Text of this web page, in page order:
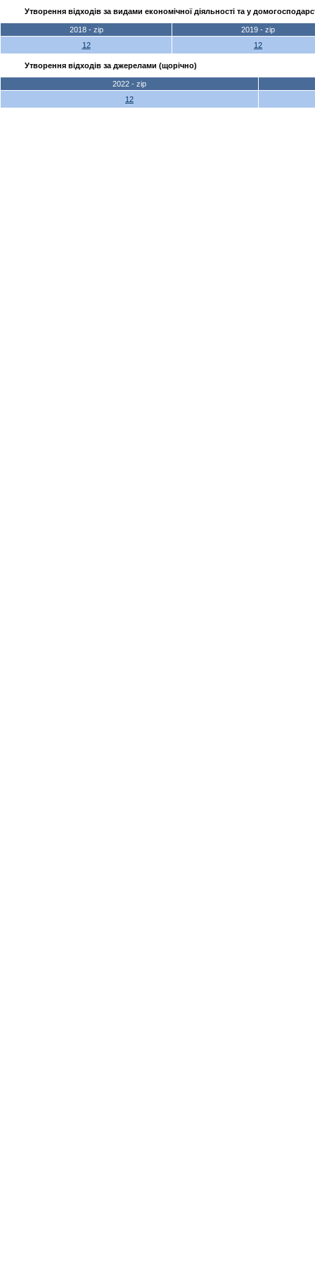
Утворення відходів за видами економічної діяльності та у
2018 - zip
2019 - zip
12
12
Утворення відходів за джерелами (щорічно)
2022 - zip
12